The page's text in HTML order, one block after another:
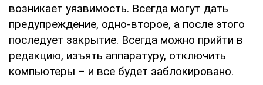
возникает уязвимость. Всегда могут дать
предупреждение, одно-второе, а после этого
последует закрытие. Всегда можно прийти в
редакцию, изъять аппаратуру, отключить
компьютеры – и все будет заблокировано.